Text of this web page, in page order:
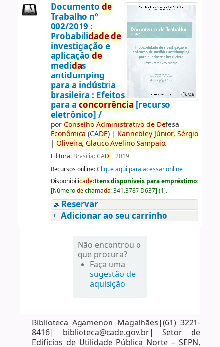
Documento de
Trabalho nº
002/2019 :
Probabilidadede
investigação e
aplicação de
medidas
antidumping
para a indústria
brasileira : Efeitos
para a concorrência [recurso
eletrônico] /
porConselho Administrativo de Defesa
Econômica (CADE)| Kannebley Júnior, Sérgio
| Oliveira, Glauco Avelino Sampaio.
Editora: Brasília: CADE, 2019
Recursos online:Clique aqui para acessar online
Disponibilidade:Itens disponíveis para empréstimo:
[Númerodechamada:341.3787 D637] (1).
Reservar
Adicionar ao seu carrinho
Não encontrou o
que procura?
Faça uma
sugestão de
aquisição
Biblioteca Agamenon Magalhães|(61) 3221-
8416| biblioteca@cade.gov.br| Setor de
Edifícios de Utilidade Pública Norte – SEPN,